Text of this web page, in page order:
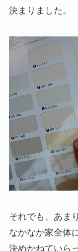
決まりました。
それでも、あま
なかなか家全体
決めかねていら